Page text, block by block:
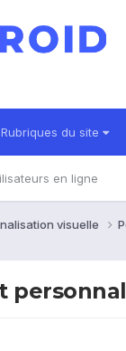
Rubriques du site
en ligne
visuelle